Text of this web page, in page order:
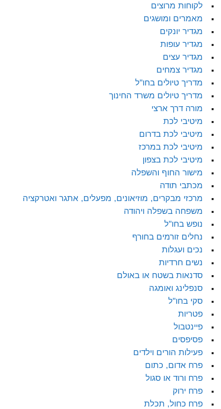
לקוחות מרוצים
מאמרים ומושגים
מגדיר יונקים
מגדיר עופות
מגדיר עצים
מגדיר צמחים
מדריך טיולים בחו"ל
מדריך טיולים משרד החינוך
מורה דרך ארצי
מיטיבי לכת
מיטיבי לכת בדרום
מיטיבי לכת במרכז
מיטיבי לכת בצפון
מישור החוף והשפלה
מכתבי תודה
מרכזי מבקרים, מוזיאונים, מפעלים, אתגר ואטרקציה
משפחה בשפלה ויהודה
נופש בחו"ל
נחלים זורמים בחורף
נכים ועגלות
נשים חרדיות
סדנאות בשטח או באולם
סנפלינג ואומגה
סקי בחו"ל
פטריות
פיינטבול
פסיפסים
פעילות הורים וילדים
פרח אדום, כתום
פרח ורוד או סגול
פרח ירוק
פרח כחול, תכלת